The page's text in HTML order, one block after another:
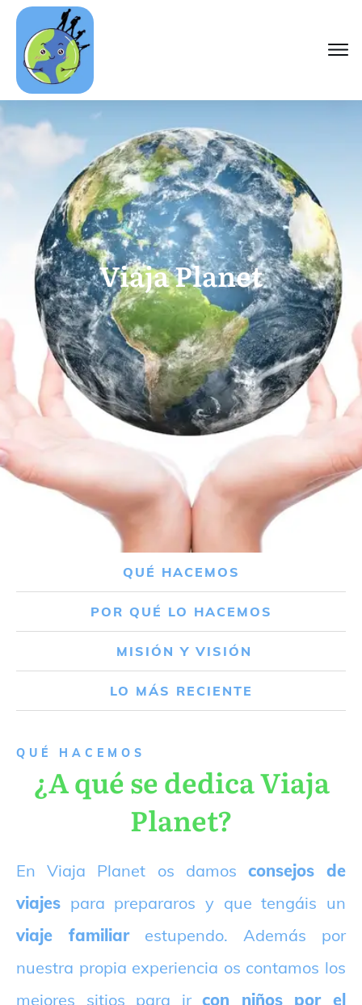
Viaja Planet
QUÉ HACEMOS
POR QUÉ LO HACEMOS
MISIÓN Y VISIÓN
LO MÁS RECIENTE
QUÉ HACEMOS
¿A qué se dedica Viaja
Planet?
En Viaja Planet os damos consejos de
viajes para prepararos y que tengáis un
viaje familiarestupendo. Además por
nuestra propia experiencia os contamos los
mejores sitios para ircon niños por el